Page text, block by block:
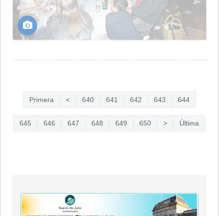
Primera < 640 641 642 643 644
645 646 647 648 649 650 > Última